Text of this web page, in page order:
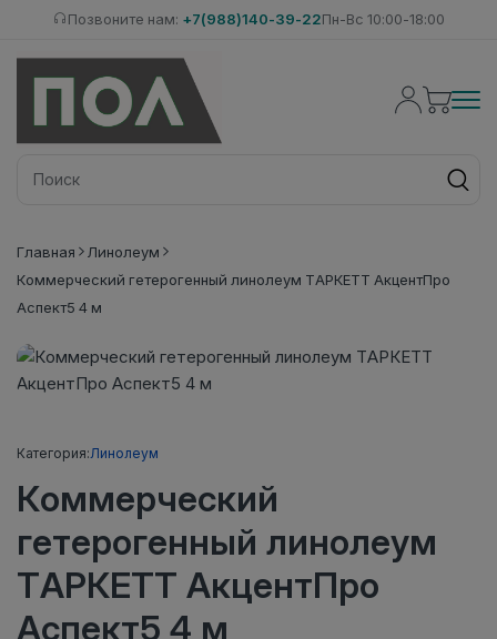
Позвоните нам: +7(988)140-39-22Пн-Вс 10:00-18:00
Главная
Линолеум
Коммерческий гетерогенный линолеум ТАРКЕТТ АкцентПро
Аспект5 4 м
Категория:Линолеум
Коммерческий
гетерогенный линолеум
ТАРКЕТТ АкцентПро
Аспект5 4 м